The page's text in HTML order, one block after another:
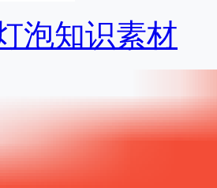
泡知识素材